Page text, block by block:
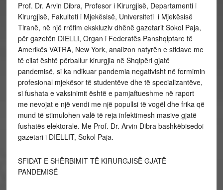
Prof. Dr. Arvin Dibra, Profesor i Kirurgjisë, Departamenti i
Kirurgjisë, Fakulteti i Mjekësisë, Universiteti i Mjekësisë
Tiranë, në një rrëfim ekskluziv dhënë gazetarit Sokol Paja,
për gazetën DIELLI, Organ i Federatës Panshqiptare të
Amerikës VATRA, New York, analizon natyrën e sfidave me
të cilat është përballur kirurgjia në Shqipëri gjatë
pandemisë, si ka ndikuar pandemia negativisht në formimin
profesional mjekësor të studentëve dhe të specializantëve,
si fushata e vaksinimit është e pamjaftueshme në raport
me nevojat e një vendi me një popullsi të vogël dhe frika që
mund të stimulohen valë të reja infektimesh masive gjatë
fushatës elektorale. Me Prof. Dr. Arvin Dibra bashkëbisedoi
gazetari i DIELLIT, Sokol Paja.
SFIDAT E SHËRBIMIT TË KIRURGJISË GJATË
PANDEMISË